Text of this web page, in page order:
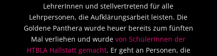
LehrerInnen und stellvertretend für alle
Lehrpersonen, die Aufklärungsarbeit leisten. Die
Goldene Panthera wurde heuer bereits zum fünften
Mal verliehen und wurdevon SchülerInnen der
HTBLA Hallstatt gemacht. Er geht an Personen, die